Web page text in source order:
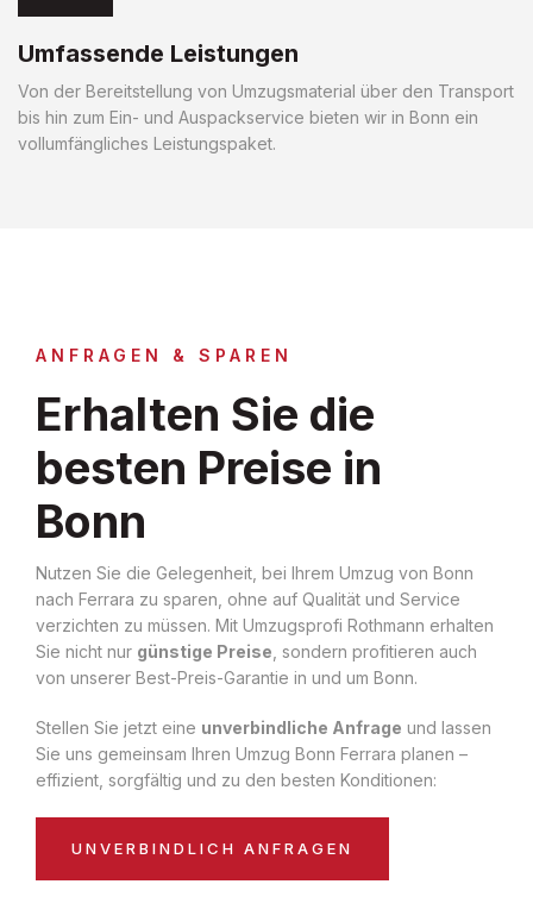
Umfassende Leistungen
Von der Bereitstellung von Umzugsmaterial über den Transport
bis hin zum Ein- und Auspackservice bieten wir in Bonn ein
vollumfängliches Leistungspaket.
ANFRAGEN & SPAREN
Erhalten Sie die
besten Preise in
Bonn
Nutzen Sie die Gelegenheit, bei Ihrem Umzug von Bonn
nach Ferrara zu sparen, ohne auf Qualität und Service
verzichten zu müssen. Mit Umzugsprofi Rothmann erhalten
Sie nicht nur günstige Preise , sondern profitieren auch
von unserer Best-Preis-Garantie in und um Bonn.
Stellen Sie jetzt eine unverbindliche Anfrage und lassen
Sie uns gemeinsam Ihren Umzug Bonn Ferrara planen –
effizient, sorgfältig und zu den besten Konditionen:
UNVERBINDLICH ANFRAGEN